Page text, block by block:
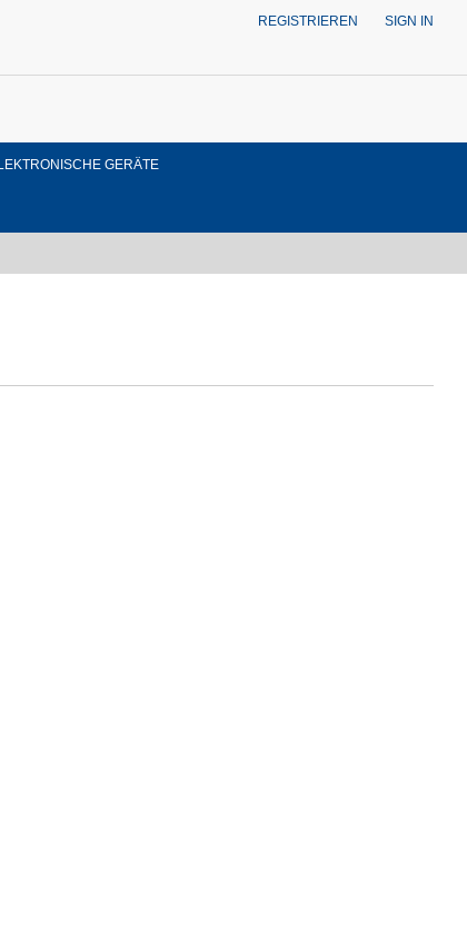
REGISTRIEREN SIGN IN
GERÄTE